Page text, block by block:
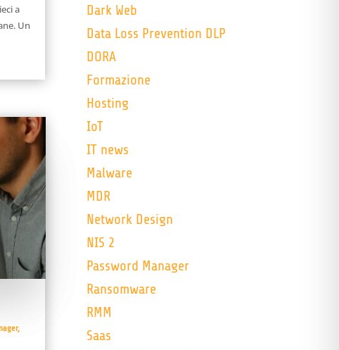
a
Un
,
Dark Web
Data Loss Prevention DLP
DORA
Formazione
Hosting
IoT
IT news
Malware
MDR
Network Design
NIS 2
Password Manager
Ransomware
RMM
Saas